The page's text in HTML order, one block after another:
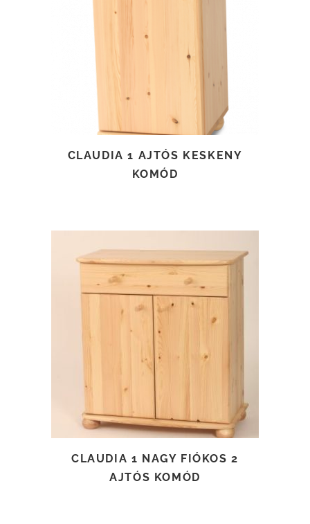
CLAUDIA 1 AJTÓS KESKENY
KOMÓD
TOVÁBB OLVASOM
CLAUDIA 1 NAGY FIÓKOS 2
AJTÓS KOMÓD